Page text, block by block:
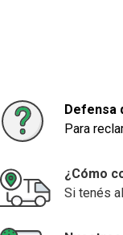
Defensa
Para
¿Cómo
Si tenés